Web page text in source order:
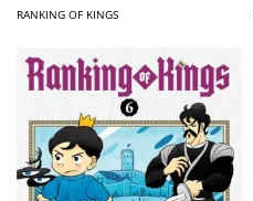
RANKING OF KINGS